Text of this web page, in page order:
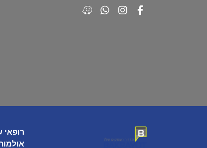
רופאי